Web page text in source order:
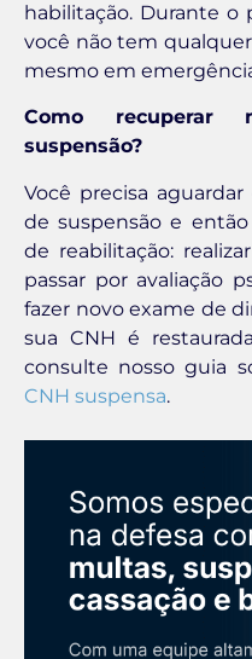
habilitação. Durante o
você não tem
mesmo em
Como recuperar
suspensão?
Você precisa
de suspensão e
de reabilitação:
passar por avaliação
fazer novo exame de
sua CNH é
consulte nosso guia
CNH suspensa.